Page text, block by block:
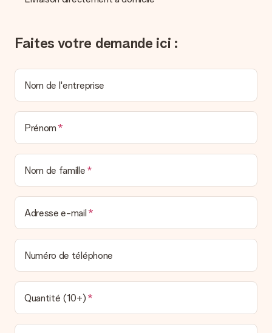
l’envoyons par e-mail avec la confirmation de commande. Vous
envoyer directement le cadeau à l’heureux destinataire, pour
Faites votre demande ici :
Nom de l'entreprise
Prénom
Nom de famille
Adresse e-mail
Numéro de téléphone
Quantité (10+)